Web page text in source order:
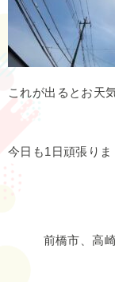
これが出るとお天
今日も1日頑張りま
前橋市、高